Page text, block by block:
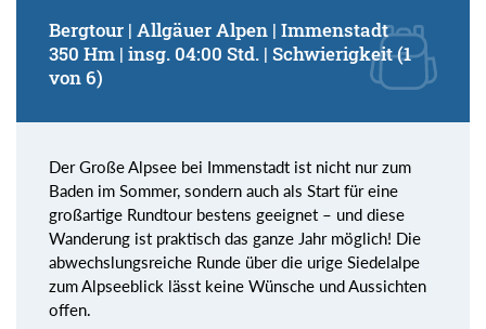
Bergtour | Allgäuer Alpen | Immenstadt
350 Hm | insg. 04:00 Std. | Schwierigkeit (1
von 6)
Der Große Alpsee bei Immenstadt ist nicht nur zum
Baden im Sommer, sondern auch als Start für eine
großartige Rundtour bestens geeignet – und diese
Wanderung ist praktisch das ganze Jahr möglich! Die
abwechslungsreiche Runde über die urige Siedelalpe
zum Alpseeblick lässt keine Wünsche und Aussichten
offen.